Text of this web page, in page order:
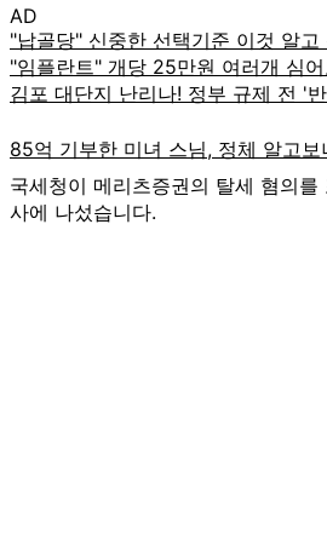
AD
국세청이 메리츠증권의 탈세 혐의
사에 나섰습니다.